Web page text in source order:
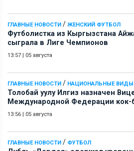
ГЛАВНЫЕ НОВОСТИ / ЖЕНСКИЙ ФУТБОЛ
Футболистка из Кыргызстана
сыграла в Лиге Чемпионов
13:57 | 05 августа
ГЛАВНЫЕ НОВОСТИ / НАЦИОНАЛЬНЫЕ ВИДЫ
Толобай уулу Илгиз назначен
Международной Федерации кок-
13:56 | 05 августа
ГЛАВНЫЕ НОВОСТИ / ФУТБОЛ